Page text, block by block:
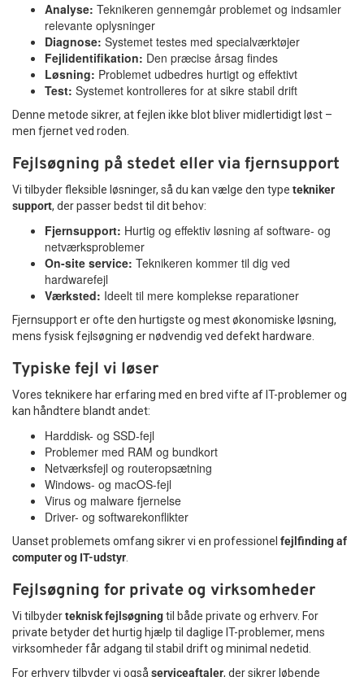
Analyse: Teknikeren gennemgår problemet og indsamler
relevante oplysninger
Diagnose: Systemet testes med specialværktøjer
Fejlidentifikation: Den præcise årsag findes
Løsning: Problemet udbedres hurtigt og effektivt
Test: Systemet kontrolleres for at sikre stabil drift
Denne metode sikrer, at fejlen ikke blot bliver midlertidigt løst –
men fjernet ved roden.
Fejlsøgning på stedet eller via fjernsupport
Vi tilbyder fleksible løsninger, så du kan vælge den type tekniker
support, der passer bedst til dit behov:
Fjernsupport: Hurtig og effektiv løsning af software- og
netværksproblemer
On-site service: Teknikeren kommer til dig ved
hardwarefejl
Værksted: Ideelt til mere komplekse reparationer
Fjernsupport er ofte den hurtigste og mest økonomiske løsning,
mens fysisk fejlsøgning er nødvendig ved defekt hardware.
Typiske fejl vi løser
Vores teknikere har erfaring med en bred vifte af IT-problemer og
kan håndtere blandt andet:
Harddisk- og SSD-fejl
Problemer med RAM og bundkort
Netværksfejl og routeropsætning
Windows- og macOS-fejl
Virus og malware fjernelse
Driver- og softwarekonflikter
Uanset problemets omfang sikrer vi en professionel fejlfinding af
computer og IT-udstyr
Fejlsøgning for private og virksomheder
Vi tilbyderteknisk fejlsøgningtil både private og erhverv. For
private betyder det hurtig hjælp til daglige IT-problemer, mens
virksomheder får adgang til stabil drift og minimal nedetid.
For erhverv tilbyder vi også serviceaftaler, der sikrer løbende